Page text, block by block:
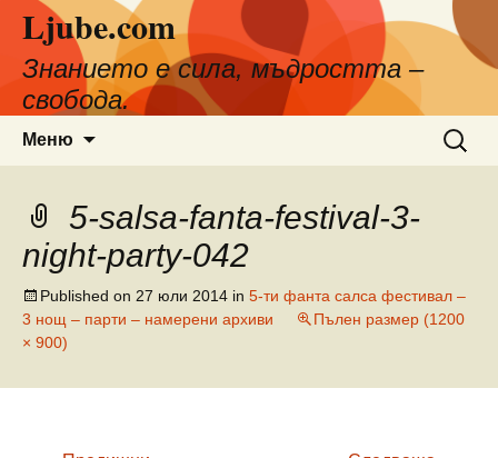
съдържанието
Ljube.com
Знанието е сила, мъдростта –
свобода.
Меню
за:
5-salsa-fanta-festival-3-
night-party-042
Published on 27 юли 2014 in 5-ти фанта салса фестивал –
3 нощ – парти – намерени архиви
Пълен размер (1200
× 900)